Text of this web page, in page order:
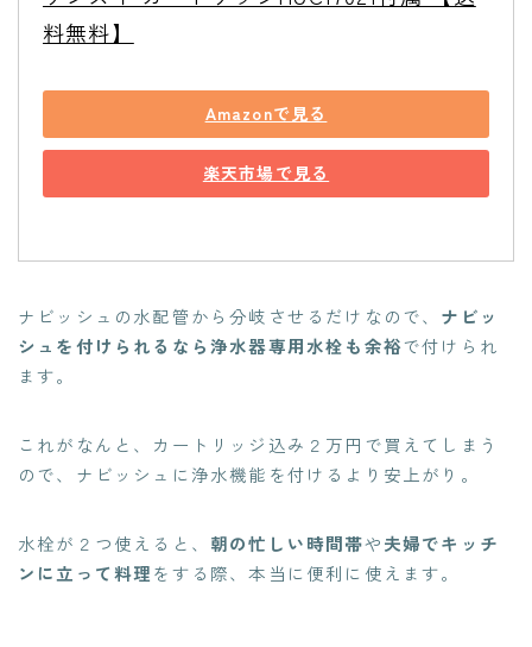
料無料】
Amazonで見る
楽天市場で見る
ナビッシュの水配管から分岐させるだけなので、 ナビッ
シュを付けられるなら浄水器専用水栓も余裕で付けられ
ます。
これがなんと、カートリッジ込み２万円で買えてしまう
ので、ナビッシュに浄水機能を付けるより安上がり。
水栓が２つ使えると、 朝の忙しい時間帯や夫婦でキッチ
ンに立って料理をする際、本当に便利に使えます。